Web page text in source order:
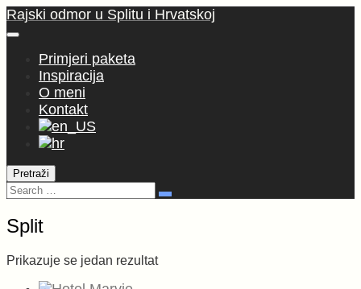
Skoči
na
Rajski odmor u Splitu i Hrvatskoj
Primjeri paketa
Inspiracija
O meni
Kontakt
Pretraži
Pretraga:
Search
Split
Prikazuje se jedan rezultat